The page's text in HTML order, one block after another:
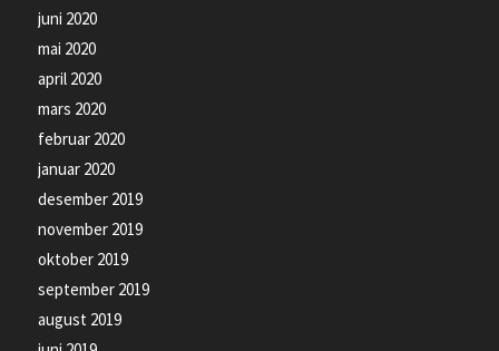
juni 2020
mai 2020
april 2020
mars 2020
februar 2020
januar 2020
desember 2019
november 2019
oktober 2019
september 2019
august 2019